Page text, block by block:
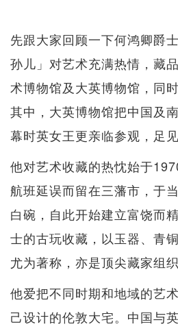
先跟大家回顾一下何鸿卿爵
孙儿」对艺术充满热情，藏
术博物馆及大英博物馆，同
其中，大英博物馆把中国及
幕时英女王更亲临参观，足
他对艺术收藏的热忱始于
航班延误而留在三藩市，于
白碗，自此开始建立富饶而
士的古玩收藏，以玉器、青
尤为著称，亦是顶尖藏家组
他爱把不同时期和地域的艺
己设计的伦敦大宅。中国与